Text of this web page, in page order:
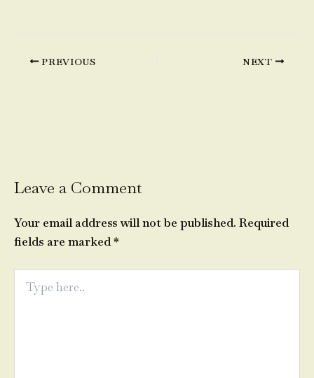
PREVIOUS NEXT
Leave a Comment
Your email address will not be published. Required
fields are marked*
here..